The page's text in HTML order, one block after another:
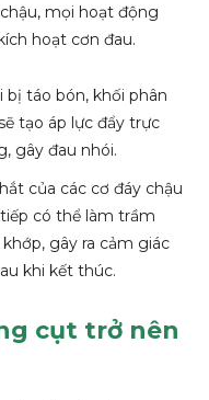
mọi hoạt động
hoạt cơn đau.
táo bón, khối phân
tạo áp lực đẩy trực
gây đau nhói.
của các cơ đáy chậu
có thể làm trầm
gây ra cảm giác
khi kết thúc.
cụt trở nên